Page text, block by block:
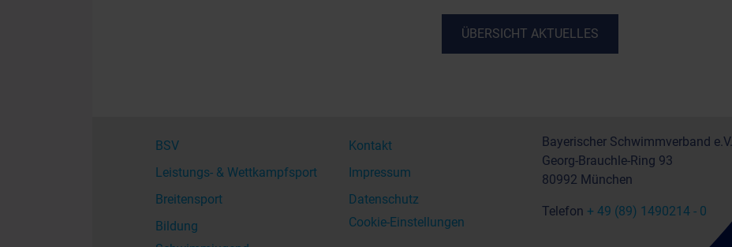
ÜBERSICHT AKTUELLES
BSV
Leistungs- & Wettkampfsport
Breitensport
Bildung
Kontakt
Impressum
Datenschutz
Cookie-Einstellungen
Bayerischer Schwimmverband e.V.
Georg-Brauchle-Ring 93
80992 München
Telefon + 49 (89) 1490214 - 0